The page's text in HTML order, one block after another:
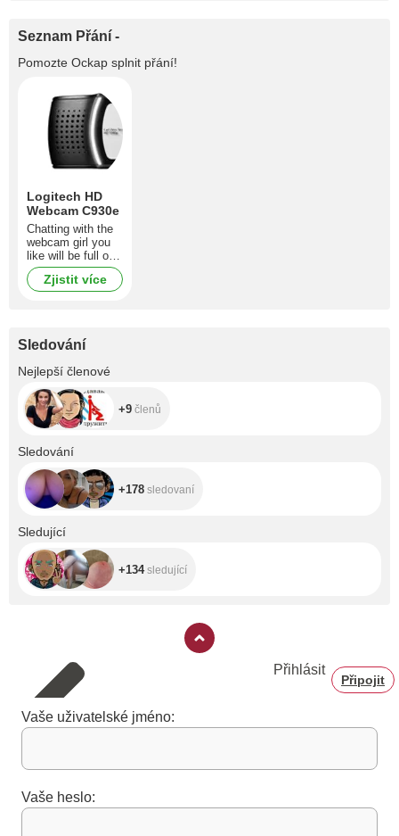
Seznam Přání -
Pomozte Ockap splnit přání!
Logitech HD
Webcam C930e
Chatting with the
webcam girl you
like will be full of
absolutely new
experiences with
Logitech HD
Zjistit více
Sledování
Nejlepší členové
+9 členů
Sledování
+178 sledovaní
Sledující
+134sledující
Přihlásit
Připojit
Vaše uživatelské jméno:
Vaše heslo: